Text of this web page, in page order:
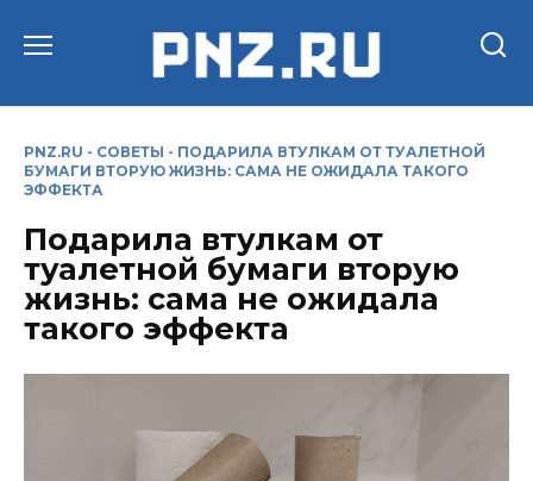
PNZ.RU - СОВЕТЫ - ПОДАРИЛА ВТУЛКАМ ОТ ТУАЛЕТНОЙ
БУМАГИ ВТОРУЮ ЖИЗНЬ: САМА НЕ ОЖИДАЛА ТАКОГО
ЭФФЕКТА
Подарила втулкам от
туалетной бумаги вторую
жизнь: сама не ожидала
такого эффекта